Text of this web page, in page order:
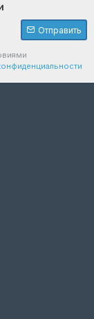
Отправить